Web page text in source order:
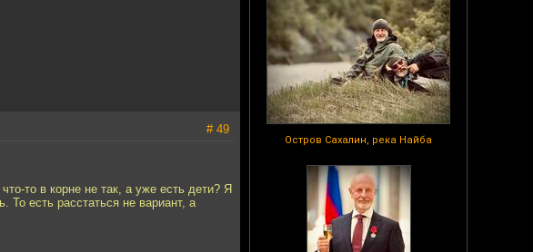
Остров Сахалин, река Найба
# 49
то в корне не так, а уже есть дети? Я
То есть расстаться не вариант, а